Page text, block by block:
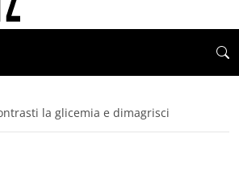
la glicemia e dimagrisci